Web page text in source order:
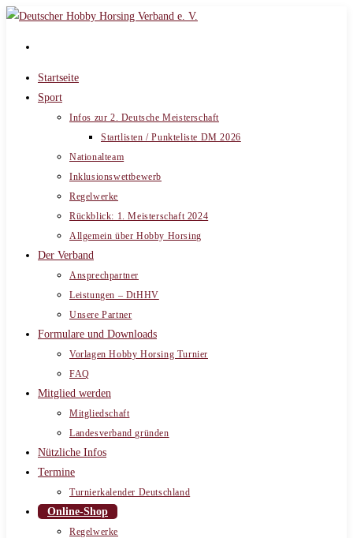
Zum
Startseite
Sport
Infos zur 2. Deutsche Meisterschaft
Startlisten / Punkteliste DM 2026
Nationalteam
Inklusionswettbewerb
Regelwerke
Rückblick: 1. Meisterschaft 2024
Allgemein über Hobby Horsing
Der Verband
Ansprechpartner
Leistungen – DtHHV
Unsere Partner
Formulare und Downloads
Vorlagen Hobby Horsing Turnier
FAQ
Mitglied werden
Mitgliedschaft
Landesverband gründen
Nützliche Infos
Termine
Turnierkalender Deutschland
Online-Shop
Regelwerke